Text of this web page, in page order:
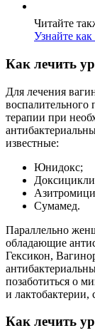
Читайте
Узнайте
Как лечить
Для лечения
терапии при
известные:
Юнидокс;
Сумамед.
Параллельно
обладающие
Гексикон,
позаботиться о
и лактобактерии,
Как лечить